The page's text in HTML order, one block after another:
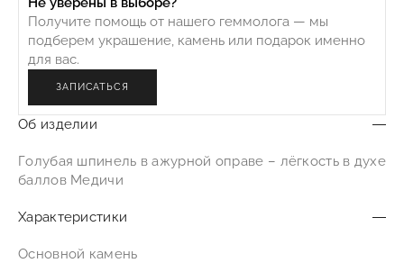
Получите помощь от нашего геммолога — мы
подберем украшение, камень или подарок именно
для вас.
ЗАПИСАТЬСЯ
Об изделии
Голубая шпинель в ажурной оправе – лёгкость в духе
баллов Медичи
Характеристики
Основной камень